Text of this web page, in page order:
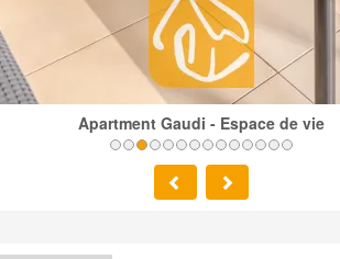
Apartment Gaudi - Espace de vie